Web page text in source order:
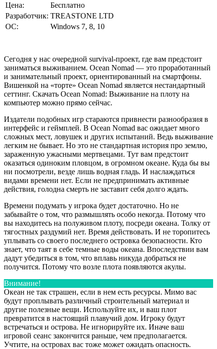
Цена:
Бесплатно
Разработчик: TREASTONE LTD
ОС:
Windows 7, 8, 10
Сегодня у нас очередной survival-проект, где вам предстоит
заниматься выживанием. Ocean Nomad — это проработанный
и занимательный проект, ориентированный на смартфоны.
Вишенкой на «торте» Ocean Nomad является нестандартный
сеттинг. Скачать Ocean Nomad: Выживание на плоту на
компьютер можно прямо сейчас.
Издатели подобных игр стараются привнести разнообразия в
интерфейс и геймплей. В Ocean Nomad вас ожидает много
сложных мест, ловушек и других испытаний. Ведь выживание
легким не бывает. Но это не стандартная история про землю,
зараженную ужасными мертвецами. Тут вам предстоит
оказаться одиноким пловцом, в огромном океане. Куда бы вы
ни посмотрели, везде лишь водная гладь. И наслаждаться
видами времени нет. Если не предпринимать активные
действия, голодна смерть не заставит себя долго ждать.
Времени подумать у игрока будет достаточно. Но не
забывайте о том, что размышлять особо некогда. Потому что
вы находитесь на полуживом плоту, посреди океана. Толку от
тягостных раздумий нет. Время действовать. И не торопитесь
уплывать со своего последнего островка безопасности. Кто
знает, что таят в себе темные воды океана. Впоследствии вам
дадут убедиться в том, что вплавь никуда добраться не
получится. Потому что возле плота появляются акулы.
Внимание!
Океан не так страшен, если в нем есть ресурсы. Мимо вас
будут проплывать различный строительный материал и
другие полезные вещи. Используйте их, и ваш плот
превратится в настоящий плавучий дом. Игроку будут
встречаться и острова. Не игнорируйте их. Иначе ваш
игровой сеанс закончится раньше, чем предполагается.
Учтите, на островах вас тоже может ожидать опасность.